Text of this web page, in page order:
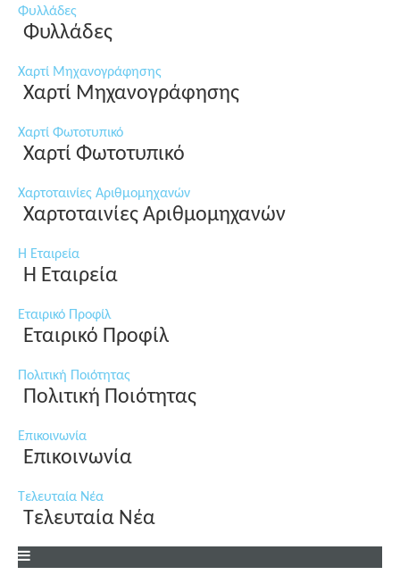
Φυλλάδες
Φυλλάδες
Χαρτί Μηχανογράφησης
Χαρτί Μηχανογράφησης
Χαρτί Φωτοτυπικό
Χαρτί Φωτοτυπικό
Χαρτοταινίες Αριθμομηχανών
Χαρτοταινίες Αριθμομηχανών
Η Εταιρεία
Η Εταιρεία
Εταιρικό Προφίλ
Εταιρικό Προφίλ
Πολιτική Ποιότητας
Πολιτική Ποιότητας
Επικοινωνία
Επικοινωνία
Τελευταία Νέα
Τελευταία Νέα